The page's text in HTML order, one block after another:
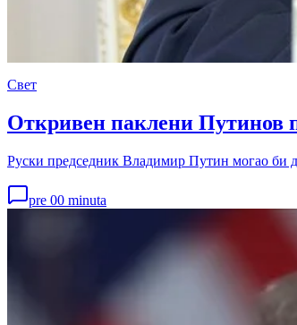
Свет
Откривен паклени Путинов
Руски председник Владимир Путин могао би
pre 00 minuta